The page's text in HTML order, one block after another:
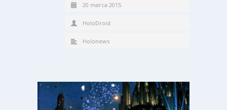
20 marca 2015
HoloDroid
Holonews